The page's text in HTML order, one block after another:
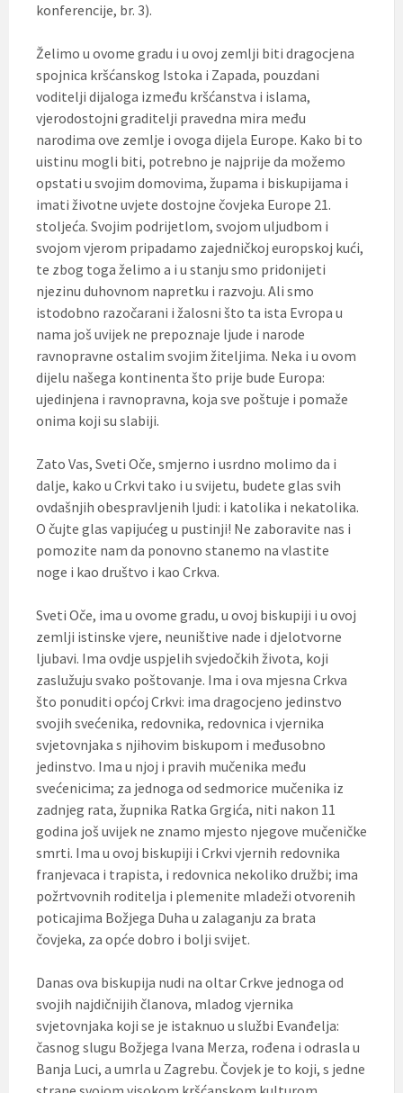
konferencije, br. 3).
Želimo u ovome gradu i u ovoj zemlji biti dragocjena
spojnica kršćanskog Istoka i Zapada, pouzdani
voditelji dijaloga između kršćanstva i islama,
vjerodostojni graditelji pravedna mira među
narodima ove zemlje i ovoga dijela Europe. Kako bi to
uistinu mogli biti, potrebno je najprije da možemo
opstati u svojim domovima, župama i biskupijama i
imati životne uvjete dostojne čovjeka Europe 21.
stoljeća. Svojim podrijetlom, svojom uljudbom i
svojom vjerom pripadamo zajedničkoj europskoj kući,
te zbog toga želimo a i u stanju smo pridonijeti
njezinu duhovnom napretku i razvoju. Ali smo
istodobno razočarani i žalosni što ta ista Evropa u
nama još uvijek ne prepoznaje ljude i narode
ravnopravne ostalim svojim žiteljima. Neka i u ovom
dijelu našega kontinenta što prije bude Europa:
ujedinjena i ravnopravna, koja sve poštuje i pomaže
onima koji su slabiji.
Zato Vas, Sveti Oče, smjerno i usrdno molimo da i
dalje, kako u Crkvi tako i u svijetu, budete glas svih
ovdašnjih obespravljenih ljudi: i katolika i nekatolika.
O čujte glas vapijućeg u pustinji! Ne zaboravite nas i
pomozite nam da ponovno stanemo na vlastite
noge i kao društvo i kao Crkva.
Sveti Oče, ima u ovome gradu, u ovoj biskupiji i u ovoj
zemlji istinske vjere, neuništive nade i djelotvorne
ljubavi. Ima ovdje uspjelih svjedočkih života, koji
zaslužuju svako poštovanje. Ima i ova mjesna Crkva
što ponuditi općoj Crkvi: ima dragocjeno jedinstvo
svojih svećenika, redovnika, redovnica i vjernika
svjetovnjaka s njihovim biskupom i međusobno
jedinstvo. Ima u njoj i pravih mučenika među
svećenicima; za jednoga od sedmorice mučenika iz
zadnjeg rata, župnika Ratka Grgića, niti nakon 11
godina još uvijek ne znamo mjesto njegove mučeničke
smrti. Ima u ovoj biskupiji i Crkvi vjernih redovnika
franjevaca i trapista, i redovnica nekoliko družbi; ima
požrtvovnih roditelja i plemenite mladeži otvorenih
poticajima Božjega Duha u zalaganju za brata
čovjeka, za opće dobro i bolji svijet.
Danas ova biskupija nudi na oltar Crkve jednoga od
svojih najdičnijih članova, mladog vjernika
svjetovnjaka koji se je istaknuo u službi Evanđelja:
časnog slugu Božjega Ivana Merza, rođena i odrasla u
Banja Luci, a umrla u Zagrebu. Čovjek je to koji, s jedne